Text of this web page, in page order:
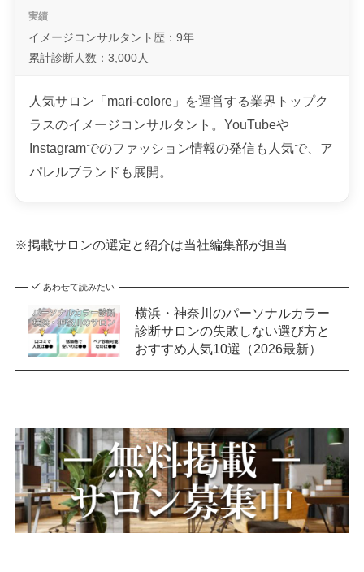
イメージコンサルタント歴：9年
累計診断人数：3,000人
人気サロン「mari-colore」を運営する業界トップク
ラスのイメージコンサルタント。YouTubeや
Instagramでのファッション情報の発信も人気で、ア
パレルブランドも展開。
※掲載サロンの選定と紹介は当社編集部が担当
あわせて読みたい
横浜・神奈川のパーソナルカラー
診断サロンの失敗しない選び方と
おすすめ人気10選（2026最新）